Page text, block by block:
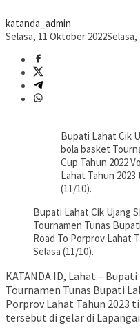
katanda_admin
Selasa, 11 Oktober 2022
Bupati Lahat Cik
bola basket
Cup Tahun 2022
Lahat Tahun
(11/10).
Bupati Lahat Cik Ujang
Tournamen Tunas
Road To Porprov Lahat
Selasa (11/10).
KATANDA.ID, Lahat –
Tournamen Tunas Bupati
Porprov Lahat Tahun 2023
tersebut di gelar di